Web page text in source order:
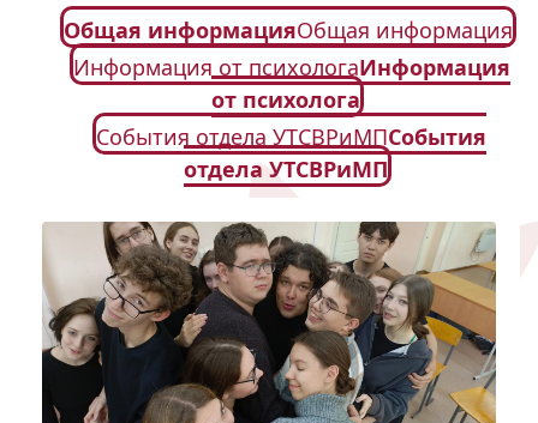
Общая информацияОбщая информация
Информация от психологаИнформация
от психолога
События отдела УТСВРиМПСобытия
отдела УТСВРиМП